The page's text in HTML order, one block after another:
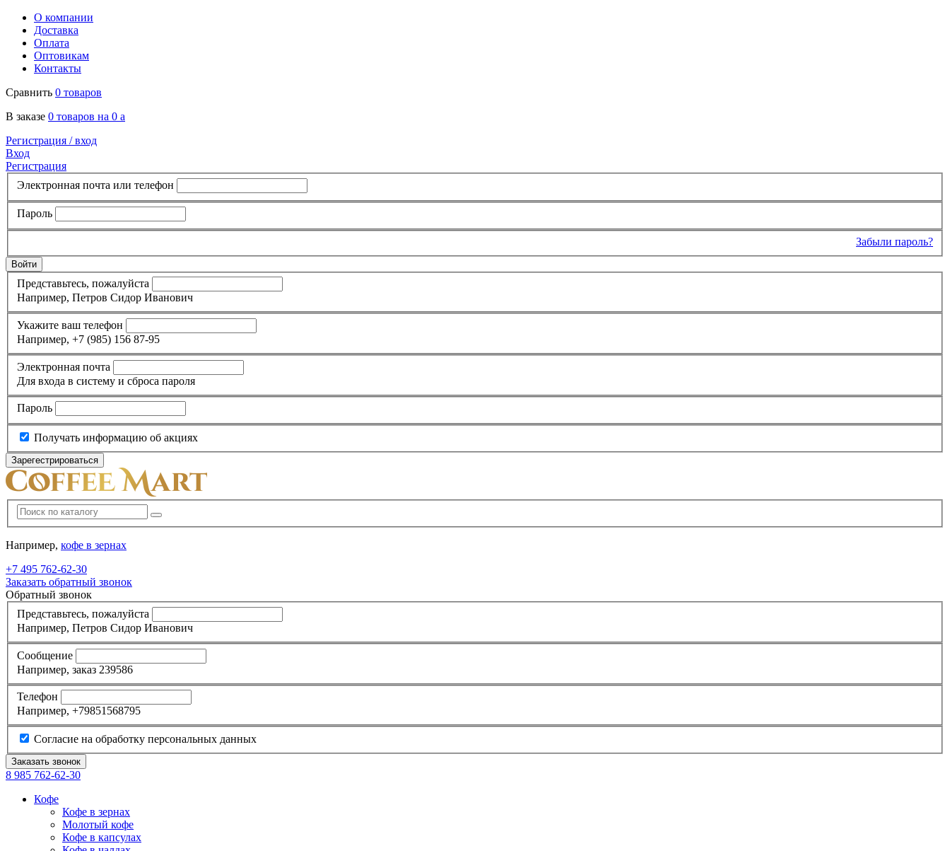
О компании
Доставка
Оплата
Оптовикам
Контакты
Сравнить 0 товаров
В заказе 0 товаров на 0 a
Регистрация /вход
Вход
Регистрация
Электронная почта или телефон
Пароль
Забыли пароль?
Представьтесь, пожалуйста
Например, Петров Сидор Иванович
Укажите ваш телефон
Например, +7 (985) 156 87-95
Электронная почта
Для входа в систему и сброса пароля
Пароль
Получать информацию об акциях
Например, кофе в зернах
+7 495 762-62-30
Заказать обратный звонок
Обратный звонок
Представьтесь, пожалуйста
Например, Петров Сидор Иванович
Сообщение
Например, заказ 239586
Телефон
Например, +79851568795
Согласие на обработку персональных данных
8 985 762-62-30
Кофе
Кофе в зернах
Молотый кофе
Кофе в капсулах